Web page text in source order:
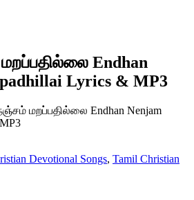
Endhan
Lyrics & MP3
மறப்பதில்லை Endhan Nenjam
Devotional Songs, Tamil Christian